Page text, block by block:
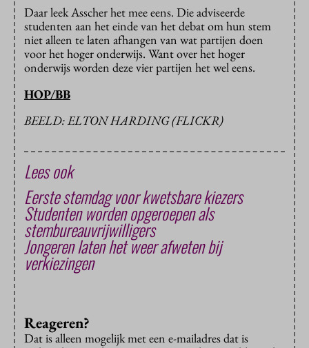
Daar leek Asscher het mee eens. Die adviseerde
studenten aan het einde van het debat om hun stem
niet alleen te laten afhangen van wat partijen doen
voor het hoger onderwijs. Want over het hoger
onderwijs worden deze vier partijen het wel eens.
HOP/BB
BEELD: ELTON HARDING (FLICKR)
Lees ook
Eerste stemdag voor kwetsbare kiezers
Studenten worden opgeroepen als
stembureauvrijwilligers
Jongeren laten het weer afweten bij
verkiezingen
Reageren?
Dat is alleen mogelijk met een e-mailadres dat is